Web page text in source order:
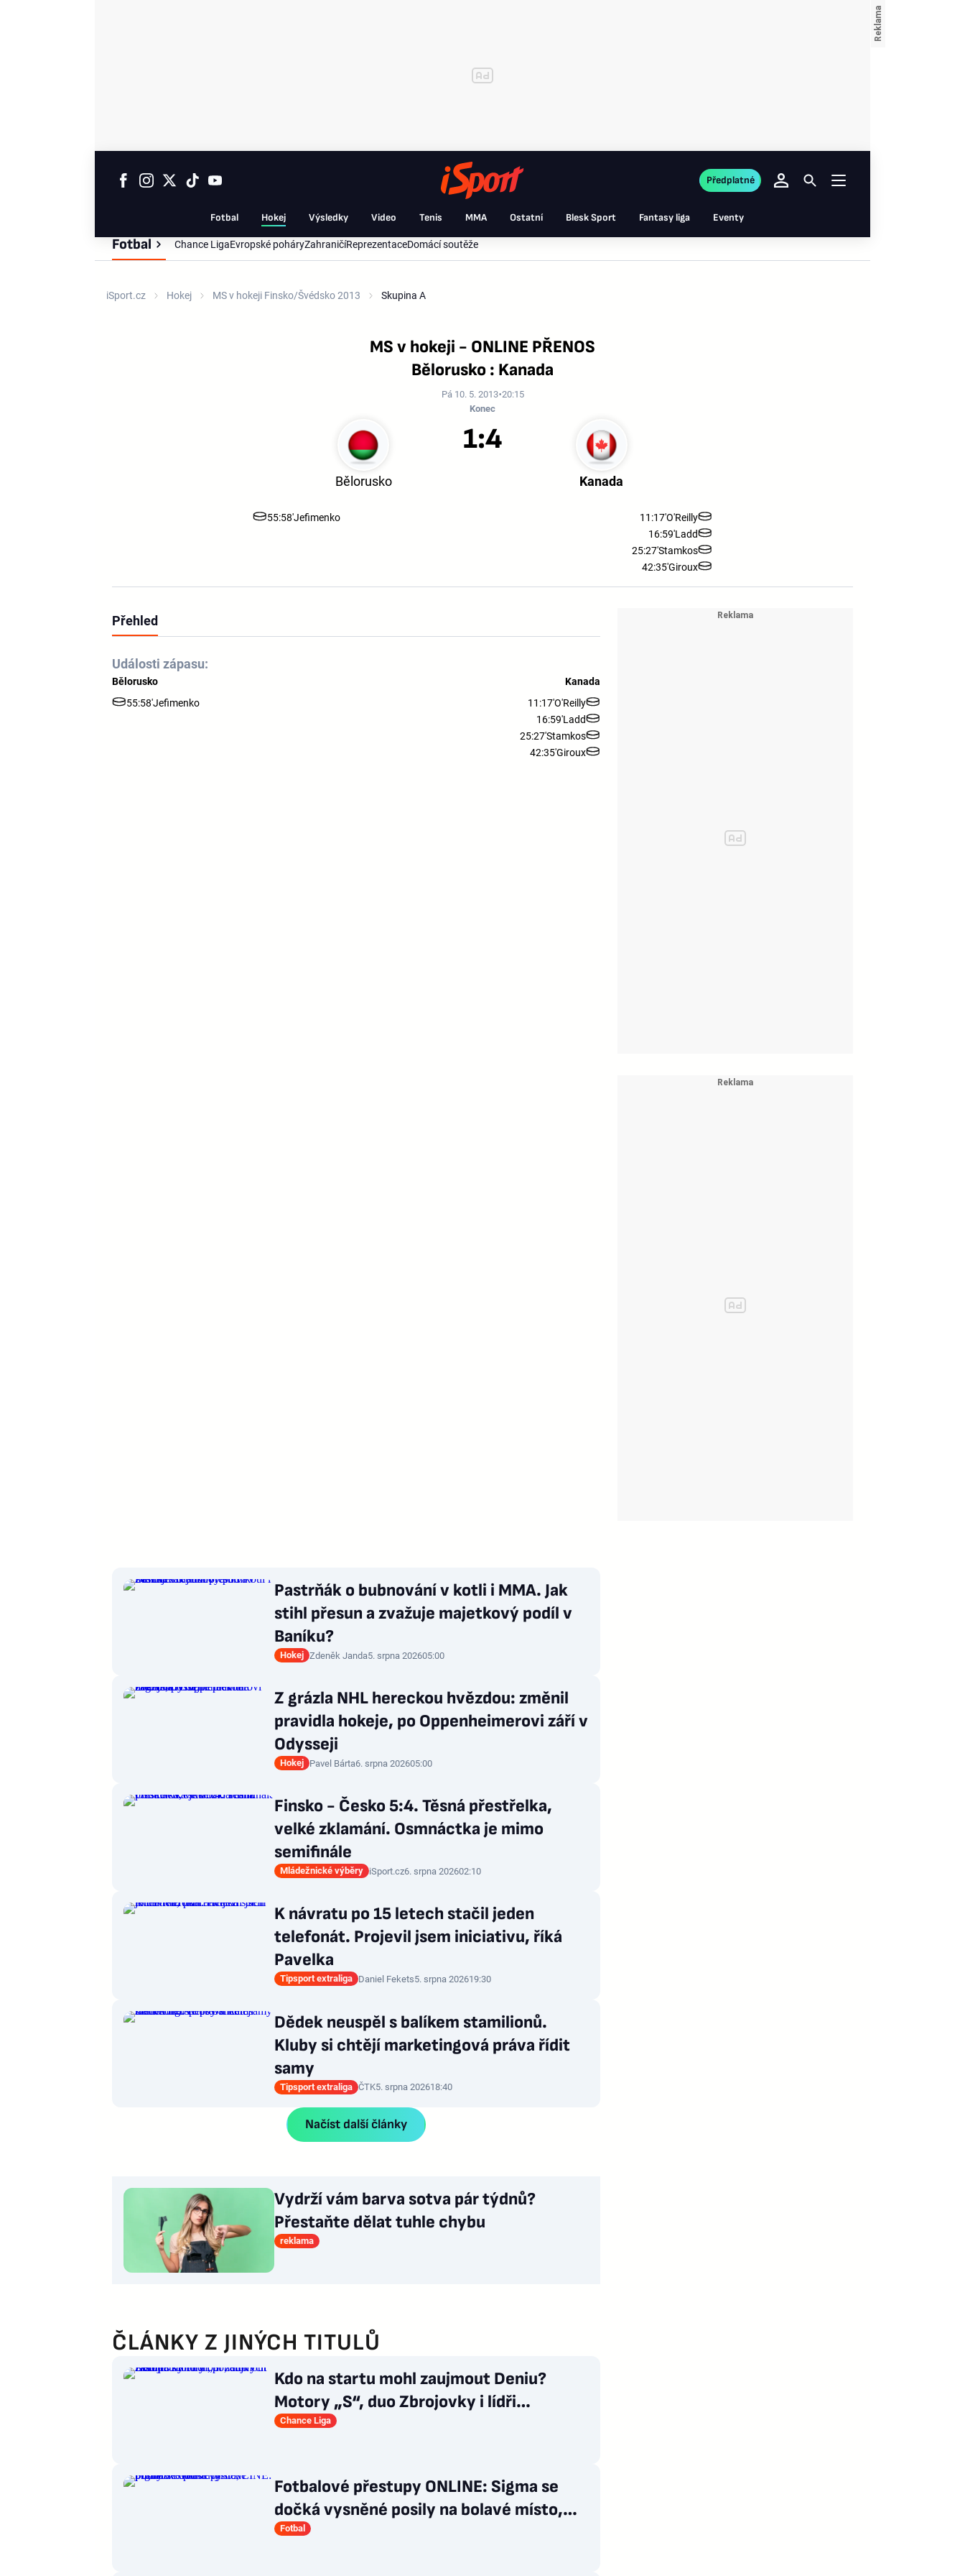
Fotbal Hokej Výsledky Video Tenis MMA Ostatní Blesk Sport Fantasy liga Eventy
Předplatné
Fotbal Chance LigaEvropské poháryZahraničíReprezentaceDomácí soutěže
iSport.cz Hokej MS v hokeji Finsko/Švédsko 2013 Skupina A
MS v hokeji - ONLINE PŘENOS
Bělorusko : Kanada
Pá 10. 5. 2013 20:15
Konec
Bělorusko Kanada
1:4
55:58'Jefimenko 11:17'O'Reilly
16:59'Ladd
25:27'Stamkos
42:35'Giroux
Přehled
Události zápasu:
Bělorusko
55:58'Jefimenko
Kanada
11:17'O'Reilly
16:59'Ladd
25:27'Stamkos
42:35'Giroux
Pastrňák o bubnování v kotli i MMA. Jak
stihl přesun a zvažuje majetkový podíl v
Baníku?
Hokej Zdeněk Janda5. srpna 202605:00
Z grázla NHL hereckou hvězdou: změnil
pravidla hokeje, po Oppenheimerovi září v
Odysseji
Hokej Pavel Bárta6. srpna 202605:00
Finsko - Česko 5:4. Těsná přestřelka,
velké zklamání. Osmnáctka je mimo
semifinále
Mládežnické výběry iSport.cz6. srpna 202602:10
K návratu po 15 letech stačil jeden
telefonát. Projevil jsem iniciativu, říká
Pavelka
Tipsport extraliga Daniel Fekets5. srpna 202619:30
Dědek neuspěl s balíkem stamilionů.
Kluby si chtějí marketingová práva řídit
samy
Tipsport extraliga ČTK5. srpna 202618:40
Načíst další články
Vydrží vám barva sotva pár týdnů?
Přestaňte dělat tuhle chybu
reklama
ČLÁNKY Z JINÝCH TITULŮ
Kdo na startu mohl zaujmout Deniu?
Motory „S“, duo Zbrojovky i lídři
pohárových zástupců
Chance Liga
Fotbalové přestupy ONLINE: Sigma se
dočká vysněné posily na bolavé místo,
přichází Švéd
Fotbal